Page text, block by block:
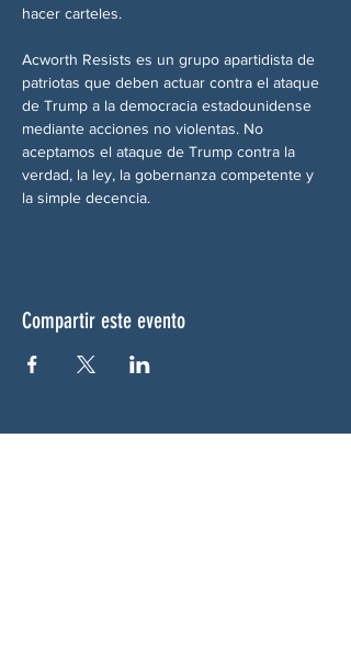
hacer carteles.
Acworth Resists es un grupo apartidista de
patriotas que deben actuar contra el ataque
de Trump a la democracia estadounidense
mediante acciones no violentas. No
aceptamos el ataque de Trump contra la
verdad, la ley, la gobernanza competente y
la simple decencia.
Compartir este evento